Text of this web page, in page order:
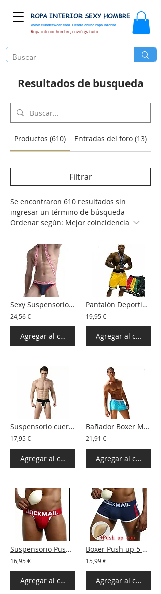
www.elunderwear.com Tienda online ropa interior
ROPA INTERIOR SEXY HOMBRE
Ropa interior hombre, envió gratuito
Resultados de busqueda
Productos (610) Entradas del foro (13)
Filtrar
Se encontraron 610 resultados sin
ingresar un término de búsqueda
Ordenar según: Mejor coincidencia
Sexy Suspensorio 8 colores
24,56 €
Agregar al carrito
Pantalón Deportivo 4 colores
19,95 €
Agregar al carrito
Suspensorio cuerdas 3 colores
17,95 €
Agregar al carrito
Bañador Boxer Mallorca 5 colores
21,91 €
Agregar al carrito
Suspensorio Push up cup 5 colores
16,95 €
Agregar al carrito
Boxer Push up 5 colores
15,99 €
Agregar al carrito